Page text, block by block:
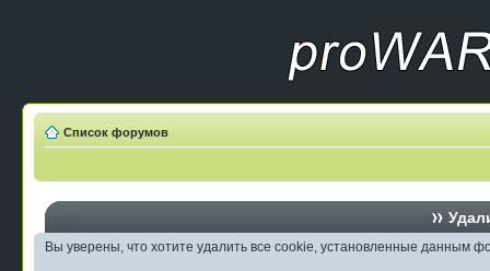
Список форумов
Вы уверены, что хотите удалить все cookie, установленные данным